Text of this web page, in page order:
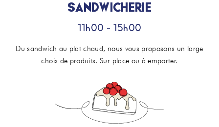
SANDWICHERIE
11h00 - 15h00
Du sandwich au plat chaud, nous vous proposons un large
choix de produits. Sur place ou à emporter.